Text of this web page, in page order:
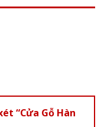
“Cửa Gỗ Hàn